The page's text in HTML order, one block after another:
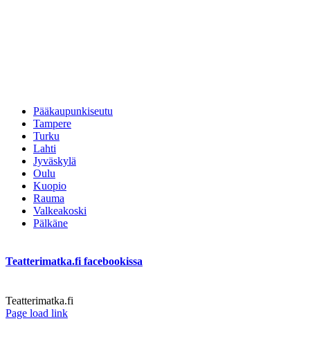
Pääkaupunkiseutu
Tampere
Turku
Lahti
Jyväskylä
Oulu
Kuopio
Rauma
Valkeakoski
Pälkäne
Teatterimatka.fi facebookissa
Teatterimatka.fi
Facebook
Page load link